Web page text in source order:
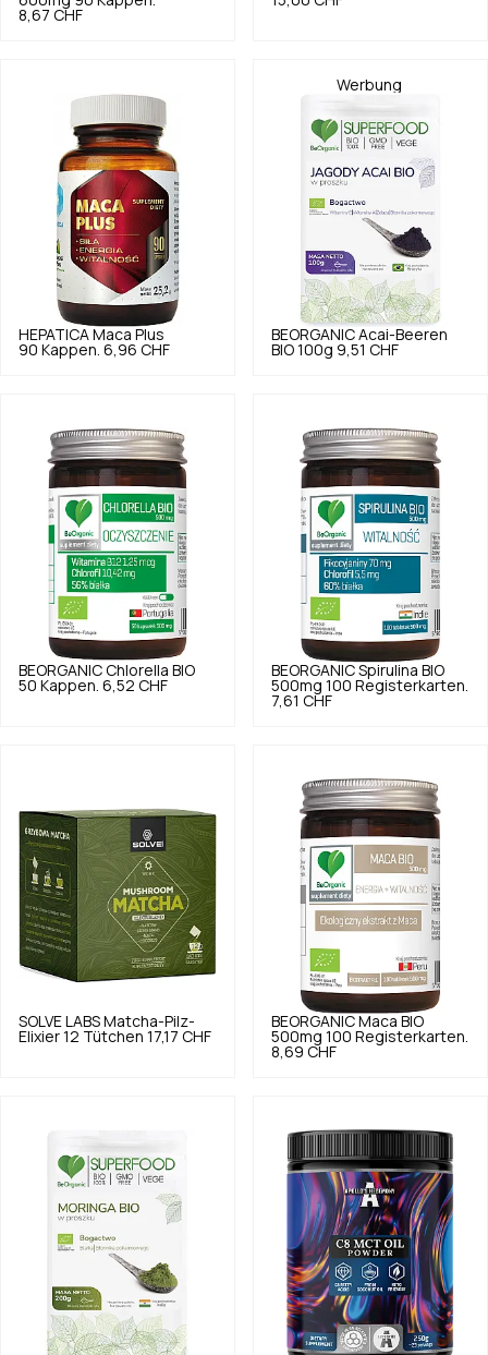
8,67 CHF
HEPATICA Maca Plus
90 Kappen. 6,96 CHF
Werbung
BEORGANIC Acai-Beeren
BIO 100g 9,51 CHF
BEORGANIC Chlorella BIO
50 Kappen. 6,52 CHF
BEORGANIC Spirulina BIO
500mg 100 Registerkarten.
7,61 CHF
SOLVE LABS Matcha-Pilz-
Elixier 12 Tütchen 17,17 CHF
BEORGANIC Maca BIO
500mg 100 Registerkarten.
8,69 CHF